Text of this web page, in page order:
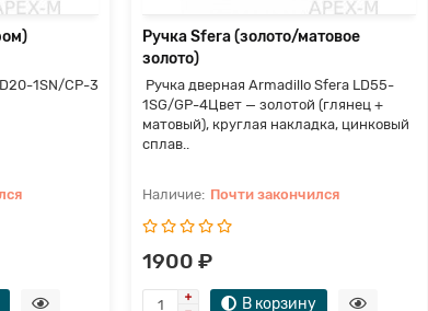
1SN/CP-3
Ручка Sfera (золото/матовое
золото)
Ручка дверная Armadillo Sfera LD55-
1SG/GP-4Цвет — золотой (глянец +
матовый), круглая накладка, цинковый
сплав..
Почти закончился
1900 ₽
В корзину